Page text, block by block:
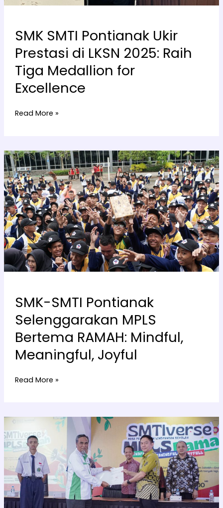
SMK SMTI Pontianak Ukir
Prestasi di LKSN 2025: Raih
Tiga Medallion for
Excellence
Read More »
SMK-SMTI Pontianak
Selenggarakan MPLS
Bertema RAMAH: Mindful,
Meaningful, Joyful
SMK-
SMTI
Pontianak
Selenggarakan
MPLS
Bertema
RAMAH:
Mindful,
Meaningful,
Joyful
Read More »
Wujud
Sinergi
Orang
Tua
dan
Sekolah,
SMK
SMTI